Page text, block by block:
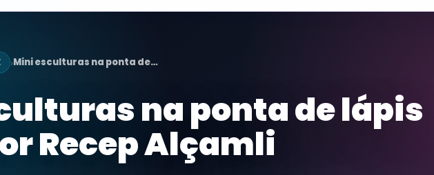
›Mini esculturas na ponta de…
na ponta de lápis
Recep Alçamli